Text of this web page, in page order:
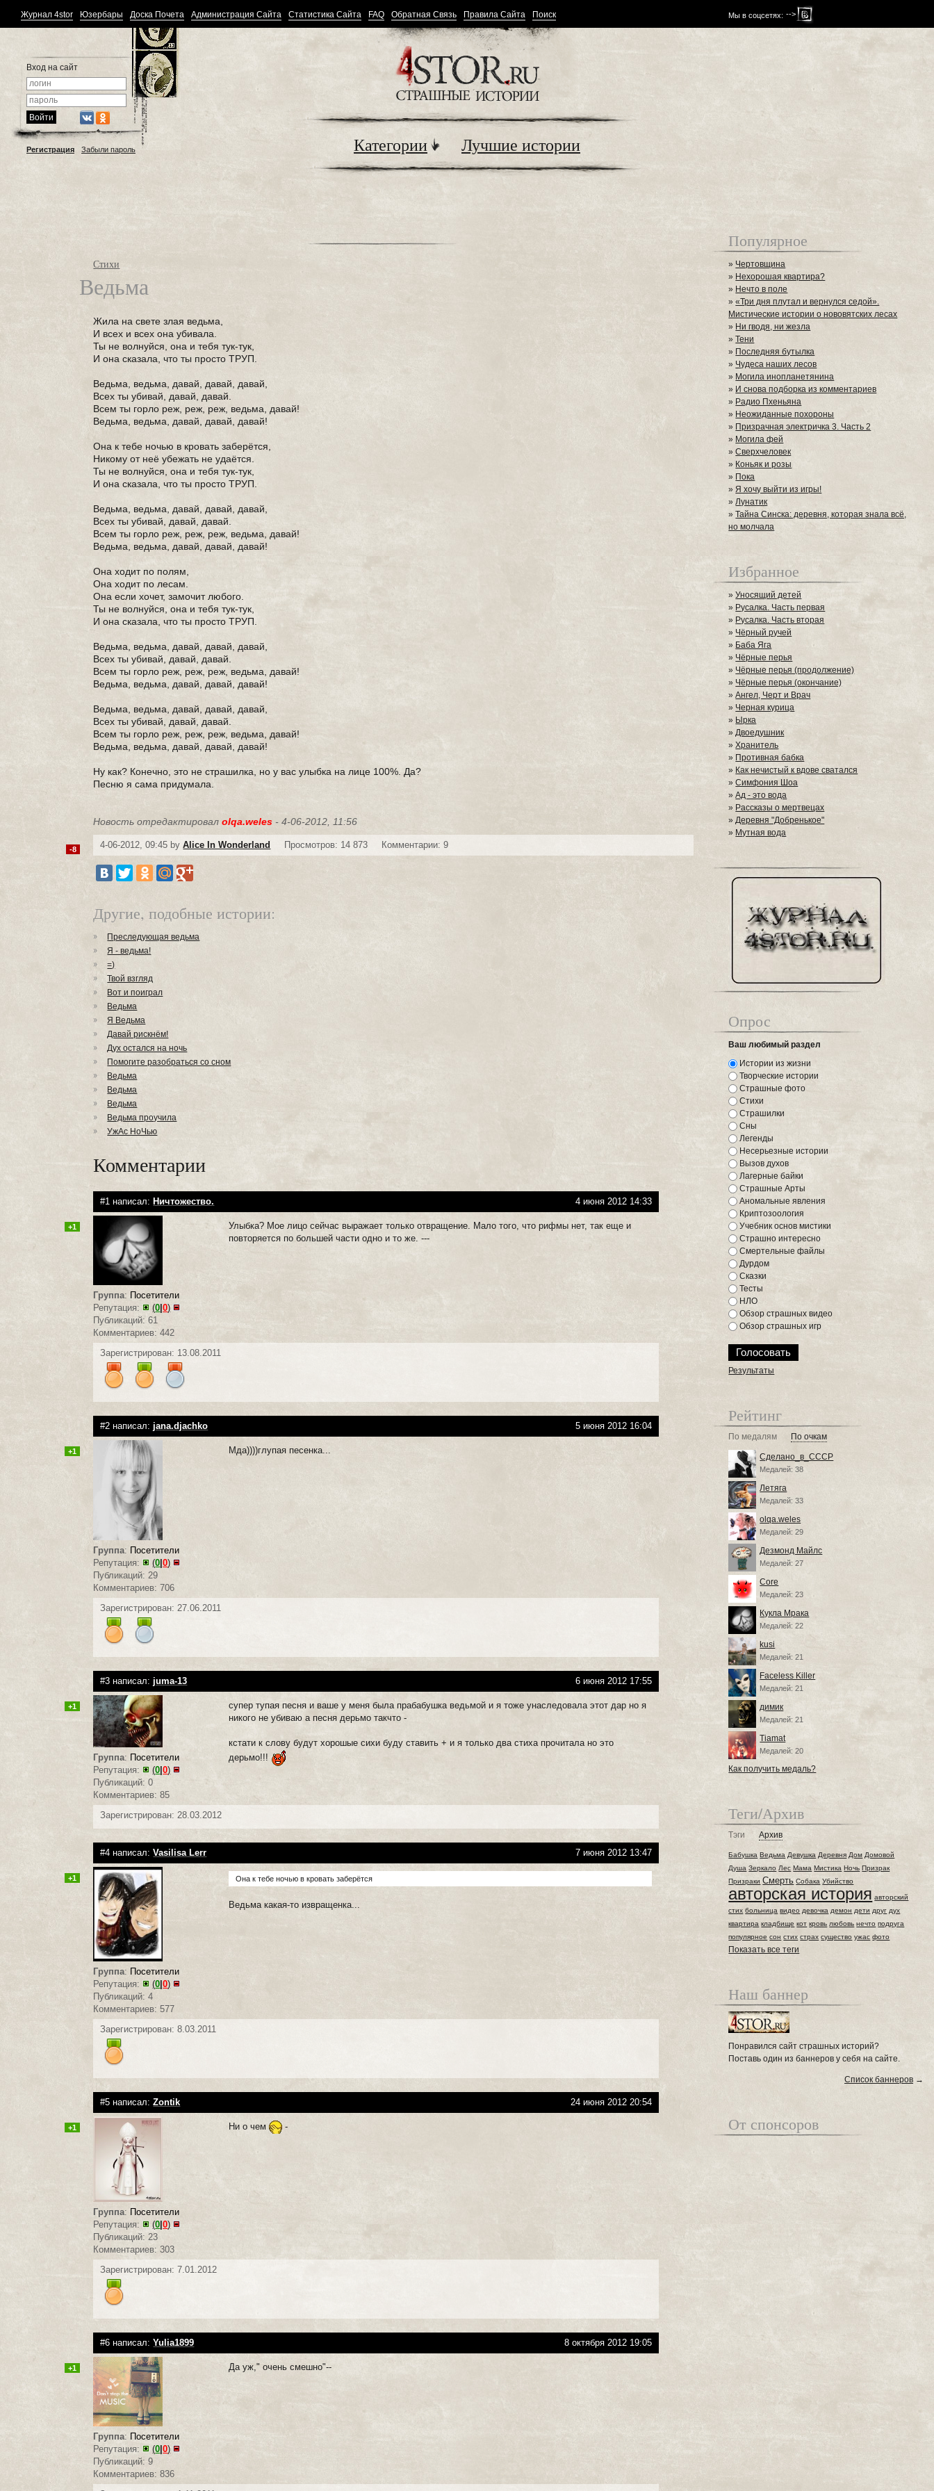
Мы в соцсетях: -->
Журнал 4stor Юзербары Доска Почета Администрация Сайта Статистика Сайта FAQ Обратная Связь Правила Сайта Поиск
Вход на сайт
Регистрация Забыли пароль Категории Лучшие истории
Стихи
Ведьма
Жила на свете злая ведьма,
И всех и всех она убивала.
Ты не волнуйся, она и тебя тук-тук,
И она сказала, что ты просто ТРУП.
Ведьма, ведьма, давай, давай, давай,
Всех ты убивай, давай, давай.
Всем ты горло реж, реж, реж, ведьма, давай!
Ведьма, ведьма, давай, давай, давай!
Она к тебе ночью в кровать заберётся,
Никому от неё убежать не удаётся.
Ты не волнуйся, она и тебя тук-тук,
И она сказала, что ты просто ТРУП.
Ведьма, ведьма, давай, давай, давай,
Всех ты убивай, давай, давай.
Всем ты горло реж, реж, реж, ведьма, давай!
Ведьма, ведьма, давай, давай, давай!
Она ходит по полям,
Она ходит по лесам.
Она если хочет, замочит любого.
Ты не волнуйся, она и тебя тук-тук,
И она сказала, что ты просто ТРУП.
Ведьма, ведьма, давай, давай, давай,
Всех ты убивай, давай, давай.
Всем ты горло реж, реж, реж, ведьма, давай!
Ведьма, ведьма, давай, давай, давай!
Ведьма, ведьма, давай, давай, давай,
Всех ты убивай, давай, давай.
Всем ты горло реж, реж, реж, ведьма, давай!
Ведьма, ведьма, давай, давай, давай!
Ну как? Конечно, это не страшилка, но у вас улыбка на лице 100%. Да?
Песню я сама придумала.
Новость отредактировалolqa.weles - 4-06-2012, 11:56
4-06-2012, 09:45 byAlice In Wonderland Просмотров: 14 873 Комментарии: 9
-8
Другие, подобные истории:
Преследующая ведьма
Я - ведьма!
=)
Твой взгляд
Вот и поиграл
Ведьма
Я Ведьма
Давай рискнём!
Дух остался на ночь
Помогите разобраться со сном
Ведьма
Ведьма
Ведьма
Ведьма проучила
УжАс НоЧью
Комментарии
#1 написал: Ничтожество. 4 июня 2012 14:33
+1
Группа: Посетители
Репутация:
(0 |0)
Публикаций: 61
Комментариев: 442
Улыбка? Мое лицо сейчас выражает только отвращение. Мало того, что рифмы нет, так еще и
повторяется по большей части одно и то же. ---
Зарегистрирован: 13.08.2011
#2 написал: jana.djachko 5 июня 2012 16:04
+1
Группа: Посетители
Репутация:
(0 |0)
Публикаций: 29
Комментариев: 706
Мда))))глупая песенка...
Зарегистрирован: 27.06.2011
#3 написал: juma-13 6 июня 2012 17:55
+1
Группа: Посетители
Репутация:
(0 |0)
Публикаций: 0
Комментариев: 85
супер тупая песня и ваше у меня была прабабушка ведьмой и я тоже унаследовала этот дар но я
никого не убиваю а песня дерьмо такчто -
кстати к слову будут хорошые сихи буду ставить + и я только два стиха прочитала но это
дерьмо!!!
Зарегистрирован: 28.03.2012
#4 написал:Vasilisa Lerr 7 июня 2012 13:47
+1
Группа: Посетители
Репутация:
(0 |0)
Публикаций: 4
Комментариев: 577
Она к тебе ночью в кровать заберётся
Ведьма какая-то извращенка...
Зарегистрирован: 8.03.2011
#5 написал:Zontik 24 июня 2012 20:54
+1
Группа: Посетители
Репутация:
(0 |0)
Публикаций: 23
Комментариев: 303
Ни о чем -
Зарегистрирован: 7.01.2012
#6 написал:Yulia1899 8 октября 2012 19:05
+1
Группа: Посетители
Репутация:
(0 |0)
Публикаций: 9
Комментариев: 836
Да уж," очень смешно"--
Популярное
» Чертовщина
» Нехорошая квартира?
» Нечто в поле
»«Три дня плутал и вернулся седой».
Мистические истории о нововятских лесах
» Ни гводя, ни жезла
»Тени
» Последняя бутылка
» Чудеса наших лесов
» Могила инопланетянина
» И снова подборка из комментариев
» Радио Пхеньяна
» Неожиданные похороны
» Призрачная электричка 3. Часть 2
» Могила фей
»Сверхчеловек
» Коньяк и розы
» Пока
»Я хочу выйти из игры!
»Лунатик
»Тайна Синска: деревня, которая знала всё,
но молчала
Избранное
»Уносящий детей
» Русалка. Часть первая
» Русалка. Часть вторая
» Чёрный ручей
» Баба Яга
» Чёрные перья
»Чёрные перья (продолжение)
» Чёрные перья (окончание)
»Ангел, Черт и Врач
» Черная курица
» Ырка
»Двоедушник
»Хранитель
» Противная бабка
» Как нечистый к вдове сватался
»Симфония Шоа
»Ад - это вода
» Рассказы о мертвецах
»Деревня "Добренькое"
» Мутная вода
Опрос
Ваш любимый раздел
Истории из жизни
Творческие истории
Страшные фото
Стихи
Страшилки
Сны
Легенды
Несерьезные истории
Вызов духов
Лагерные байки
Страшные Арты
Аномальные явления
Криптозоология
Учебник основ мистики
Страшно интересно
Смертельные файлы
Дурдом
Сказки
Тесты
НЛО
Обзор страшных видео
Обзор страшных игр
Результаты
Рейтинг
По медалям По очкам
Сделано_в_СССР
Медалей: 38
Летяга
Медалей: 33
olqa.weles
Медалей: 29
Дезмонд Майлс
Медалей: 27
Core
Медалей: 23
Кукла Мрака
Медалей: 22
kusi
Медалей: 21
Faceless Killer
Медалей: 21
димик
Медалей: 21
Tiamat
Медалей: 20
Как получить медаль?
Теги/Архив
Тэги Архив
Бабушка Ведьма Девушка Деревня Дом Домовой
Душа Зеркало Лес Мама Мистика Ночь Призрак
Призраки Смерть Собака Убийство
авторская история авторский
стих больница видео девочка демон дети друг дух
квартира кладбище кот кровь любовь нечто подруга
популярное сон стих страх существо ужас фото
Показать все теги
Наш баннер
Понравился сайт страшных историй?
Поставь один из баннеров у себя на сайте.
Список баннеров →
От спонсоров